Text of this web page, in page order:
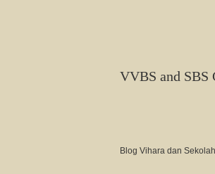
VVBS and SBS
Blog Vihara dan